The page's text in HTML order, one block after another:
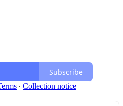
Subscribe
∙ Collection notice